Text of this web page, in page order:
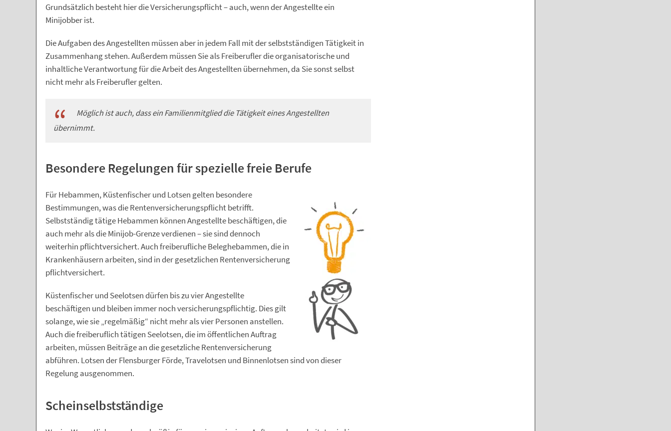
Grundsätzlich besteht hier die Versicherungspflicht – auch, wenn der Angestellte ein
Minijobber ist.
Die Aufgaben des Angestellten müssen aber in jedem Fall mit der selbstständigen Tätigkeit in
Zusammenhang stehen. Außerdem müssen Sie als Freiberufler die organisatorische und
inhaltliche Verantwortung für die Arbeit des Angestellten übernehmen, da Sie sonst selbst
nicht mehr als Freiberufler gelten.
Möglich ist auch, dass ein Familienmitglied die Tätigkeit eines Angestellten
übernimmt.
Besondere Regelungen für spezielle freie Berufe
Für Hebammen, Küstenfischer und Lotsen gelten besondere
Bestimmungen, was die Rentenversicherungspflicht betrifft.
Selbstständig tätige Hebammen können Angestellte beschäftigen, die
auch mehr als die Minijob-Grenze verdienen – sie sind dennoch
weiterhin pflichtversichert. Auch freiberufliche Beleghebammen, die in
Krankenhäusern arbeiten, sind in der gesetzlichen Rentenversicherung
pflichtversichert.
Küstenfischer und Seelotsen dürfen bis zu vier Angestellte
beschäftigen und bleiben immer noch versicherungspflichtig. Dies gilt
solange, wie sie „regelmäßig“ nicht mehr als vier Personen anstellen.
Auch die freiberuflich tätigen Seelotsen, die im öffentlichen Auftrag
arbeiten, müssen Beiträge an die gesetzliche Rentenversicherung
abführen. Lotsen der Flensburger Förde, Travelotsen und Binnenlotsen sind von dieser
Regelung ausgenommen.
Scheinselbstständige